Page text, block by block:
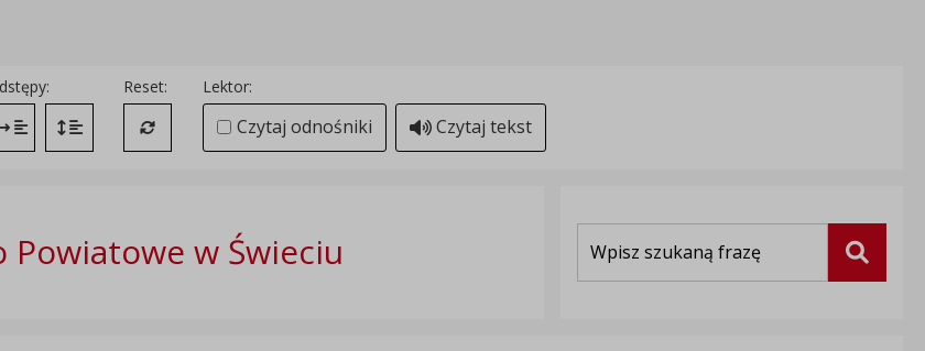
Zmień odstęp między literami
Zmień interlinię i margines między paragrafami
Reset:
Przywróć ustawienia domyślne
Lektor:
Czytaj odnośniki Czytaj tekst
Powiatowe w Świeciu Szukaj